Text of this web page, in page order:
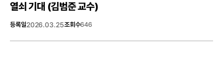
열쇠 기대 (김범준 교수)
등록일2026.03.25조회수646